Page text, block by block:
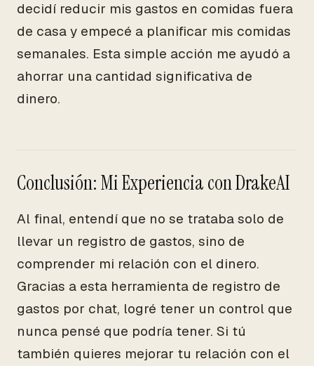
decidí reducir mis gastos en comidas fuera
de casa y empecé a planificar mis comidas
semanales. Esta simple acción me ayudó a
ahorrar una cantidad significativa de
dinero.
Conclusión: Mi Experiencia con DrakeAI
Al final, entendí que no se trataba solo de
llevar un registro de gastos, sino de
comprender mi relación con el dinero.
Gracias a esta herramienta de registro de
gastos por chat, logré tener un control que
nunca pensé que podría tener. Si tú
también quieres mejorar tu relación con el